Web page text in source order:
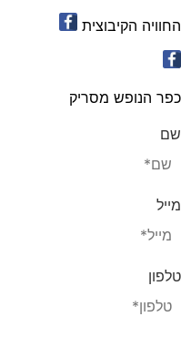
הקיבוצית
הנופש מסריק